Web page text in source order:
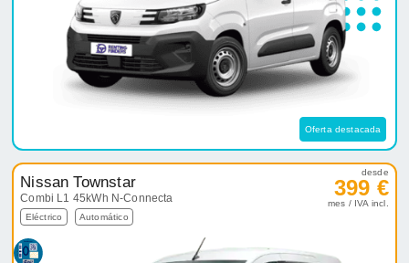
Oferta destacada
Nissan Townstar
Combi L1 45kWh N-Connecta
Eléctrico Automático
desde
399 €
mes / IVA incl.